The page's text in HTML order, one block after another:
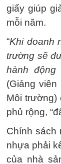
giấy giúp
mỗi năm.
“Khi doanh
trường sẽ
hành động
(Giảng
Môi trường)
phủ rộng,
Chính sách
nhựa phải
của nhà